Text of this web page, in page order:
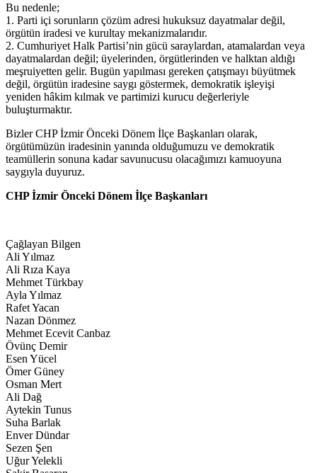
Bu nedenle;
1. Parti içi sorunların çözüm adresi hukuksuz dayatmalar değil,
örgütün iradesi ve kurultay mekanizmalarıdır.
2. Cumhuriyet Halk Partisi’nin gücü saraylardan, atamalardan veya
dayatmalardan değil; üyelerinden, örgütlerinden ve halktan aldığı
meşruiyetten gelir. Bugün yapılması gereken çatışmayı büyütmek
değil, örgütün iradesine saygı göstermek, demokratik işleyişi
yeniden hâkim kılmak ve partimizi kurucu değerleriyle
buluşturmaktır.
Bizler CHP İzmir Önceki Dönem İlçe Başkanları olarak,
örgütümüzün iradesinin yanında olduğumuzu ve demokratik
teamüllerin sonuna kadar savunucusu olacağımızı kamuoyuna
saygıyla duyuruz.
CHP İzmir Önceki Dönem İlçe Başkanları
Çağlayan Bilgen
Ali Yılmaz
Ali Rıza Kaya
Mehmet Türkbay
Ayla Yılmaz
Rafet Yacan
Nazan Dönmez
Mehmet Ecevit Canbaz
Övünç Demir
Esen Yücel
Ömer Güney
Osman Mert
Ali Dağ
Aytekin Tunus
Suha Barlak
Enver Dündar
Sezen Şen
Uğur Yelekli